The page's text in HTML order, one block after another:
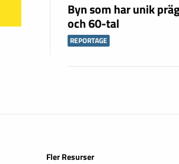
Byn som har unik
och 60-tal
REPORTAGE
Fler Resurser